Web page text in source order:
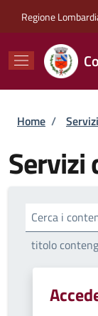
Regione
Briciole
Home /
Servizi
Cerca i
titolo